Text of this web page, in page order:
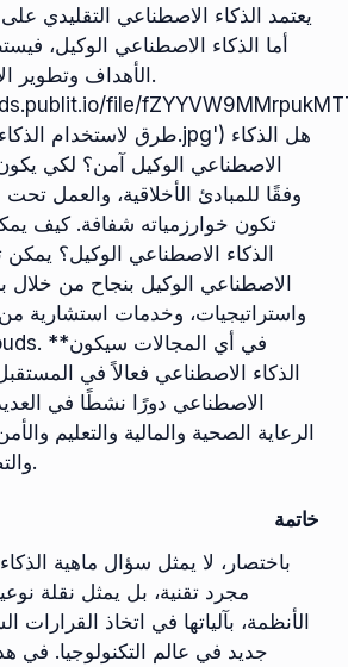
يعتمد الذكاء الاصطناعي التقليدي
أما الذكاء الاصطناعي الوكيل،
الأهداف وتطوير
file/
الاصطناعي الوكيل آمن؟ لكي
وفقًا للمبادئ الأخلاقية، والعمل
تكون خوارزمياته شفافة. كيف
الذكاء الاصطناعي الوكيل؟ يمكن
الاصطناعي الوكيل بنجاح من خلال
واستراتيجيات، وخدمات استشارية
الذكاء الاصطناعي فعالاً في
الاصطناعي دورًا نشطًا في
الرعاية الصحية والمالية والتعليم
والتصنيع وخدمة العملاء.
خاتمة
باختصار، لا يمثل سؤال ماهية
مجرد تقنية، بل يمثل نقلة
الأنظمة، بآلياتها في اتخاذ القرارات
جديد في عالم التكنولوجيا. في